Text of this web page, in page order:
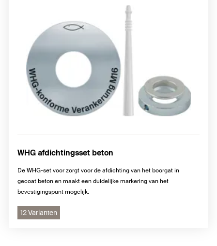
WHG afdichtingsset beton
De WHG-set voor zorgt voor de afdichting van het boorgat in
gecoat beton en maakt een duidelijke markering van het
bevestigingspunt mogelijk.
12 Varianten